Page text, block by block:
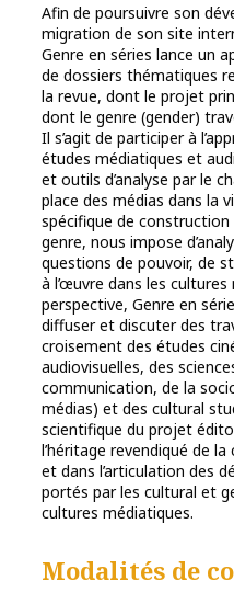
Afin de poursuivre son
migration de son site
Genre en séries lance un
de dossiers thématiques
la revue, dont le projet
dont le genre (gender)
Il s’agit de participer à
études médiatiques et
et outils d’analyse par le
place des médias dans la
spécifique de
genre, nous impose
questions de pouvoir, de
à l’œuvre dans les
perspective, Genre en
diffuser et discuter des
croisement des études
audiovisuelles, des
communication, de la
médias) et des cultural
scientifique du projet
l’héritage revendiqué de
et dans l’articulation des
portés par les cultural et
cultures médiatiques.
Modalités de